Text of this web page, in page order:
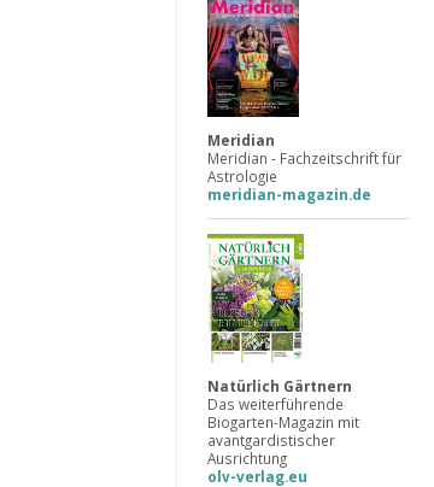
Meridian
Meridian - Fachzeitschrift für
Astrologie
meridian-magazin.de
Natürlich Gärtnern
Das weiterführende
Biogarten-Magazin mit
avantgardistischer
Ausrichtung
olv-verlag.eu